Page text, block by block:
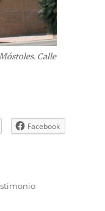
Calle
Facebook